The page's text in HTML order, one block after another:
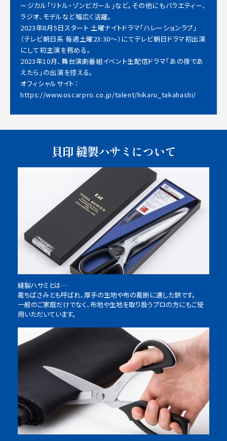
ージカル「リトル・ゾンビガール」など。その他にもバラエティー、
ラジオ、モデルなど幅広く活躍。
2023年8月5日スタート 土曜ナイトドラマ「ハレーションラブ」
（テレビ朝日系 毎週土曜23:30～）にてテレビ朝日ドラマ初出演
にして初主演を務める。
2023年10月、舞台演劇番組イベント生配信ドラマ「あの夜であ
えたら」の出演を控える。
オフィシャルサイト：
https://www.oscarpro.co.jp/talent/hikaru_takahashi/
貝印 縫製ハサミについて
縫製ハサミとは…
裁ちばさみとも呼ばれ、厚手の生地や布の裁断に適した鋏です。
一般のご家庭だけでなく、布地や生地を取り扱うプロの方にもご使
用いただいています。